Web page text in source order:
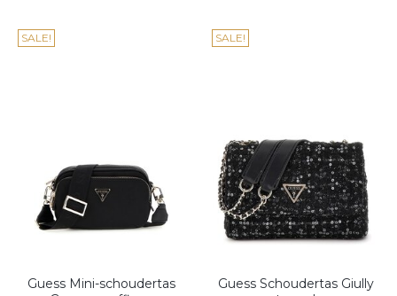
SALE!
Guess Mini-schoudertas
SALE!
Guess Schoudertas Giully